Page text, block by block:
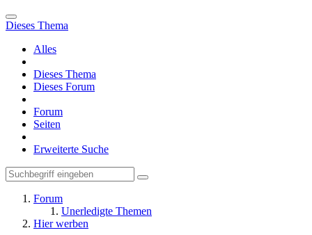
Dieses Thema
Alles
Dieses Thema
Dieses Forum
Forum
Seiten
Erweiterte Suche
Forum
Unerledigte Themen
Hier werben